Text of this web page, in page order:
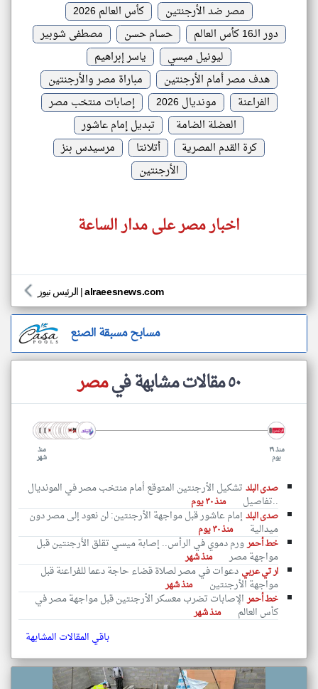
مصر ضد الأرجنتين
كأس العالم 2026
دور الـ16 كأس العالم
حسام حسن
مصطفى شوبير
ليونيل ميسي
ياسر إبراهيم
هدف مصر أمام الأرجنتين
مباراة مصر والأرجنتين
الفراعنة
مونديال 2026
إصابات منتخب مصر
العضلة الضامة
تبديل إمام عاشور
كرة القدم المصرية
أتلانتا
مرسيدس بنز
الأرجنتين
اخبار مصر على مدار الساعة
الرئيس نيوز |alraeesnews.com
مسابح مسبقة الصنع
٥٠ مقالات مشابهة في مصر
منذ
شهر
منذ ٢٩
يوم
صدى البلد تشكيل الأرجنتين المتوقع أمام منتخب مصر في المونديال
..تفاصيل
منذ ٣٠ يوم
صدى البلد إمام عاشور قبل مواجهة الأرجنتين: لن نعود إلى مصر دون
ميدالية
منذ ٣٠ يوم
خط أحمرورم دموي في الرأس.. إصابة ميسي تقلق الأرجنتين قبل
مواجهة مصر
منذ شهر
ار تي عربي دعوات في مصر لصلاة قضاء حاجة دعما للفراعنة قبل
مواجهة الأرجنتين
منذ شهر
خط أحمر الإصابات تضرب معسكر الأرجنتين قبل مواجهة مصر في
كأس العالم منذ شهر
باقي المقالات المشابهة